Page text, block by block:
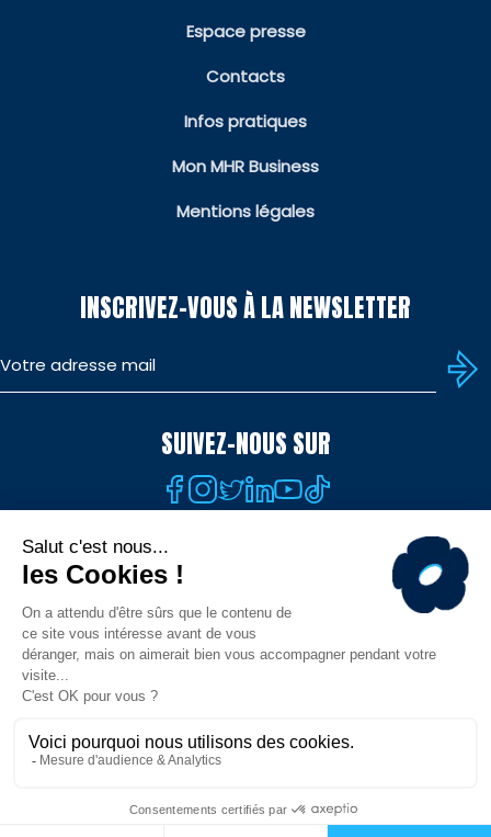
Espace presse
Contacts
Infos pratiques
Mon MHR Business
Mentions légales
INSCRIVEZ-VOUS À LA NEWSLETTER
SUIVEZ-NOUS SUR
TÉLÉCHARGEZ L'APP
© MHR - Site officiel - Tous droits réservés